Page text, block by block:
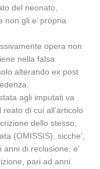
del neonato,
gli e’ propria
opera non
nella falsa
alterando ex post
agli imputati va
di cui all’articolo
dello stesso,
(OMISSIS), sicche’,
di reclusione, e’
pari ad anni